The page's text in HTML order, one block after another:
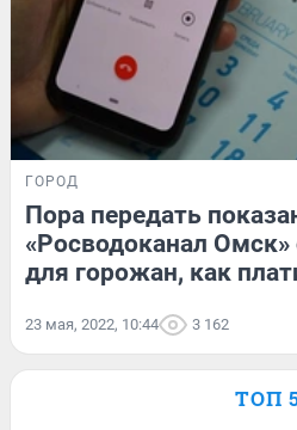
ГОРОД
Пора передать
«Росводоканал
для горожан, как
23 мая, 2022, 10:44 3 162
ТОП